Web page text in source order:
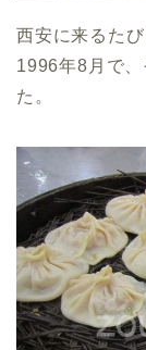
西安に来るた
1996年8月で
た。